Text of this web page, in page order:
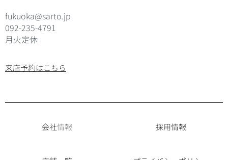
fukuoka@sarto.jp
092-235-4791
月火定休
来店予約はこちら
会社情報 採用情報